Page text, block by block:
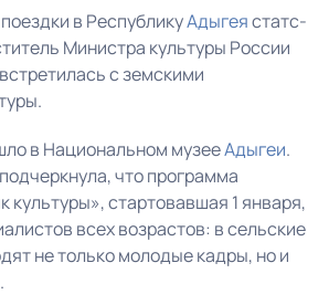
в РеспубликуАдыгеястатс-
Министра культуры России
с земскими
в Национальном музееАдыгеи.
что программа
культуры», стартовавшая 1 января,
всех возрастов: в сельские
не только молодые кадры, но и